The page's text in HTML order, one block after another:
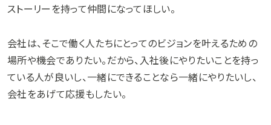
ストーリーを持って仲間になってほしい。
会社は、そこで働く人たちにとってのビジョンを叶えるための
場所や機会でありたい。だから、入社後にやりたいことを持っ
ている人が良いし、一緒にできることなら一緒にやりたいし、
会社をあげて応援もしたい。